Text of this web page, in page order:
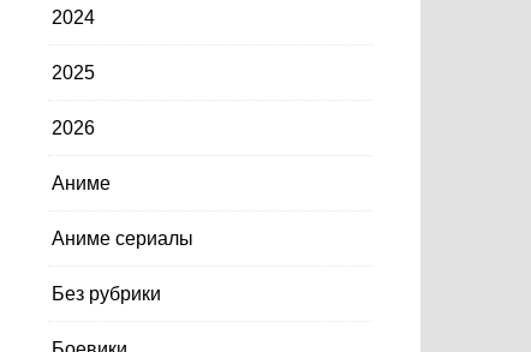
2024
2025
2026
Аниме
Аниме сериалы
Без рубрики